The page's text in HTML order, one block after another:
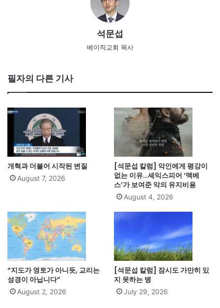
석문섭
베이직교회 목사
필자의 다른 기사
개혁과 더불어 시작된 변질
August 7, 2026
[석문섭 칼럼] 악인에게 평강이
없는 이유…셰익스피어 ‘맥베
스’가 보여준 악의 유지비용
August 4, 2026
“지도가 영토가 아니듯, 교리는
성경이 아닙니다”
August 2, 2026
[석문섭 칼럼] 잠시도 가만히 있
지 못하는 병
July 29, 2026